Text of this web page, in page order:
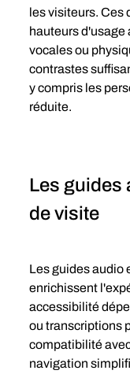
les visiteurs. Ces
hauteurs d'usage
vocales ou
contrastes
y compris les
réduite.
Les guides
de visite
Les guides audio
enrichissent
accessibilité
ou transcriptions
compatibilité
navigation